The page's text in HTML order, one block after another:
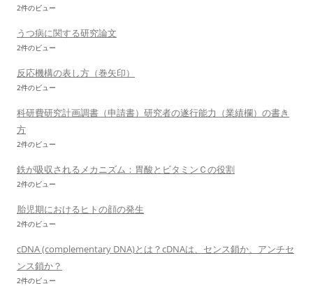
2件のビュー
うつ病に関する研究論文
2件のビュー
反応機構の表し方（巻矢印）
2件のビュー
科研費研究計画調書（申請書）研究者の遂行能力（業績欄）の書き
方
2件のビュー
鉄が吸収されるメカニズム：胃酸とビタミンＣの役割
2件のビュー
胎児期におけるヒトの顔の発生
2件のビュー
cDNA (complementary DNA)とは？cDNAは、センス鎖か、アンチセ
ンス鎖か？
2件のビュー